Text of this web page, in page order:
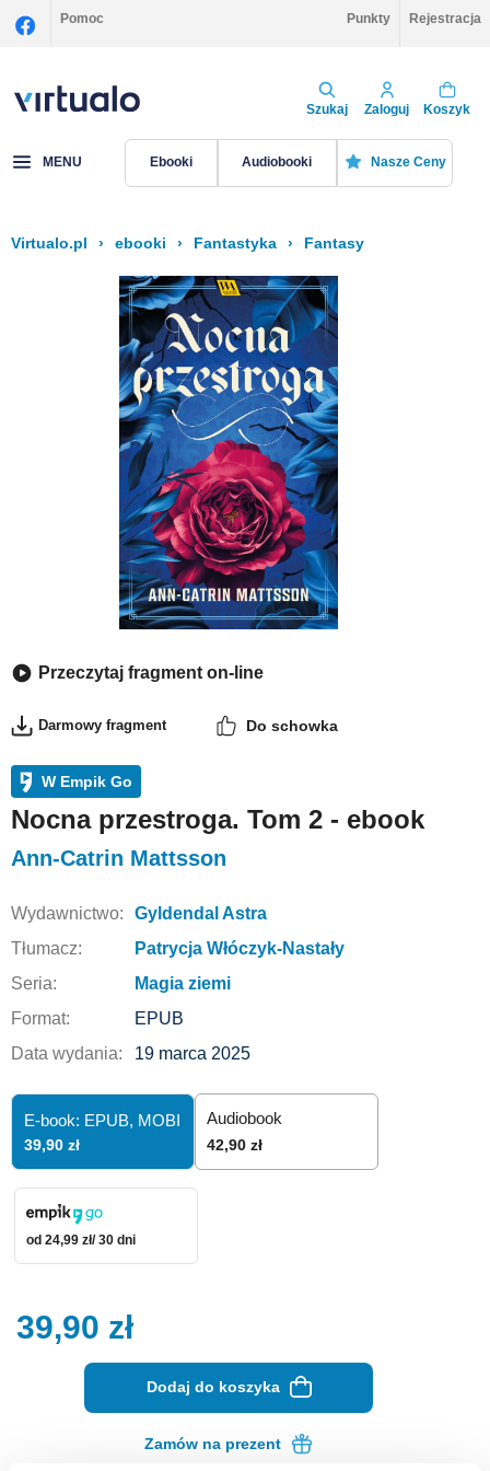
Pomoc Punkty Rejestracja
Szukaj Zaloguj Koszyk
MENU Ebooki Audiobooki Nasze Ceny
Virtualo.pl › ebooki › Fantastyka › Fantasy
Przeczytaj fragment on-line
Darmowy fragment Do schowka
W Empik Go
Nocna przestroga. Tom 2 - ebook
Ann-Catrin Mattsson
Wydawnictwo:
Gyldendal Astra
Tłumacz:
Patrycja Włóczyk-Nastały
Seria:
Magia ziemi
Format:
EPUB
Data wydania:
19 marca 2025
E-book: EPUB, MOBI
39,90 zł
Audiobook
42,90 zł
od 24,99 zł/ 30 dni
39,90 zł
Dodaj do koszyka
Zamów na prezent